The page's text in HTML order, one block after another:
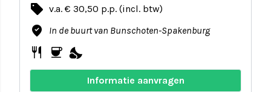
local_offer v.a. € 30,50 p.p. (incl. btw)
where_to_vote In de buurt van Bunschoten-Spakenburg
restaurant coffee nights_stay
Informatie aanvragen